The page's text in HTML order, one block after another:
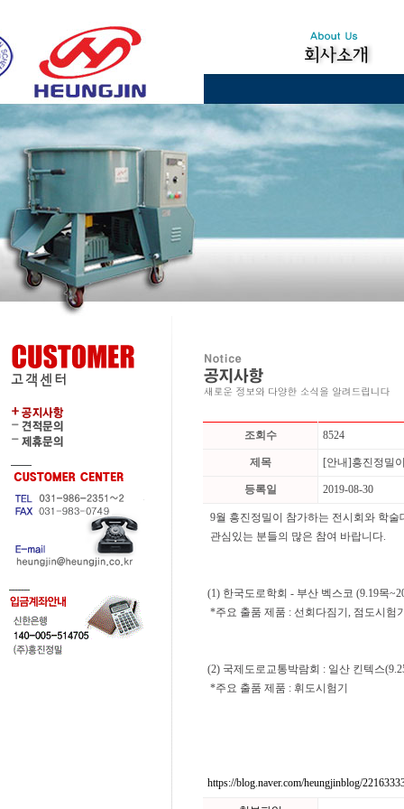
조회수 8524
제목 [안내]흥진정밀
등록일 2019-08-30
9월 흥진정밀이 참가하는 전시회와 학
관심있는 분들의 많은 참여 바랍니다.
(1) 한국도로학회 - 부산 벡스코 (9.19목
*주요 출품 제품 : 선회다짐기, 점도시험
(2) 국제도로교통박람회 : 일산 킨텍스
*주요 출품 제품 : 휘도시험기
https://blog.naver.com/heungjinblog/